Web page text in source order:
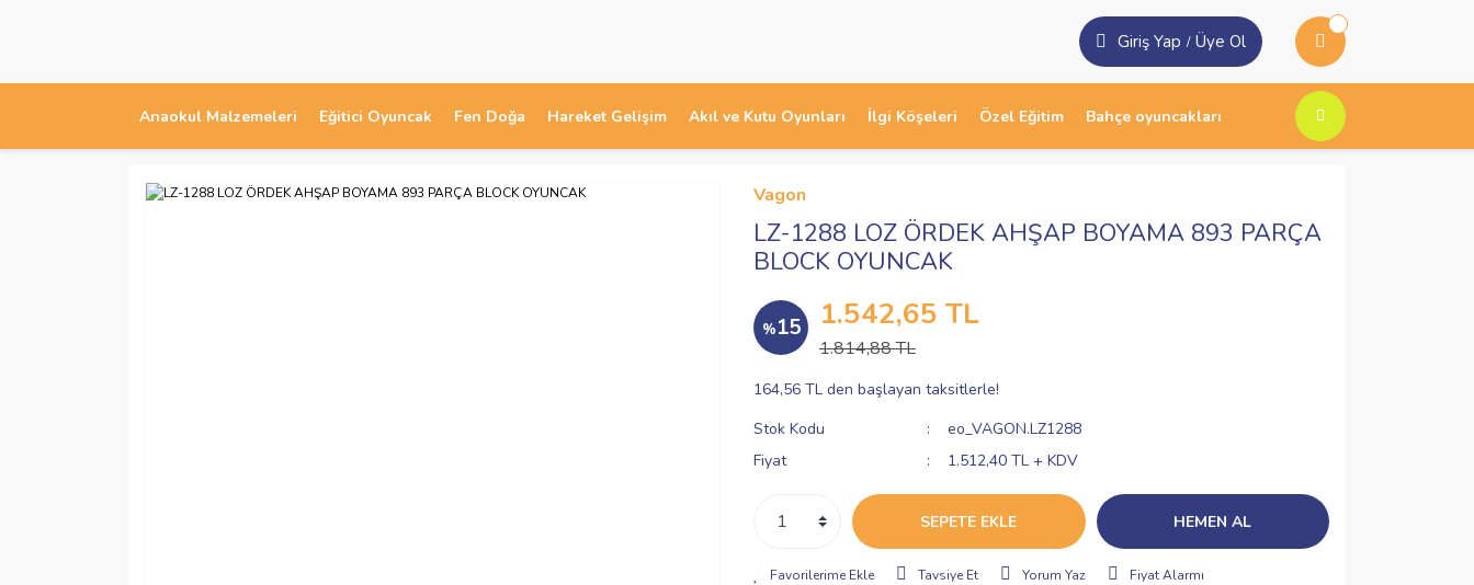
Giriş Yap / Üye Ol
Anaokul Malzemeleri Eğitici Oyuncak Fen Doğa Hareket Gelişim Akıl ve Kutu Oyunları İlgi Köşeleri Özel Eğitim Bahçe oyuncakları
Vagon
LZ-1288 LOZ ÖRDEK AHŞAP BOYAMA 893 PARÇA
BLOCK OYUNCAK
%15 1.542,65 TL
1.814,88 TL
164,56 TL den başlayan taksitlerle!
Stok Kodu
eo_VAGON.LZ1288
Fiyat
1.512,40 TL + KDV
SEPETE EKLE HEMEN AL
Tavsiye Et Yorum Yaz Fiyat Alarmı